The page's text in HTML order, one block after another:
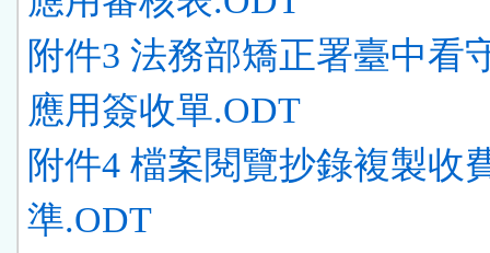
附件3 法務部矯正署臺中看
應用簽收單.ODT
附件4 檔案閱覽抄錄複製收
準.ODT